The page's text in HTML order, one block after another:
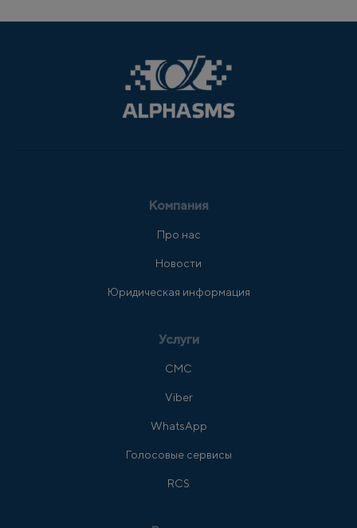
Компания
Про нас
Новости
Юридическая информация
Услуги
СМС
Viber
WhatsApp
Голосовые сервисы
RCS